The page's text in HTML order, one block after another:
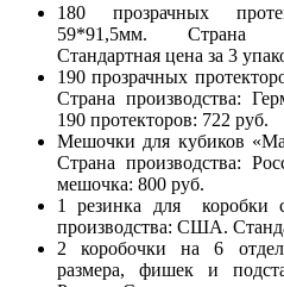
180 прозрачных
59*91,5мм. Страна
Стандартная цена за 3
190 прозрачных
Страна производства:
190 протекторов: 722 руб.
Мешочки для кубиков
Страна производства:
мешочка: 800 руб.
1 резинка для коробки
производства: США.
2 коробочки на 6
размера, фишек и